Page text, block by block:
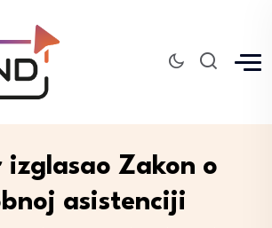
izglasao Zakon o
asistenciji